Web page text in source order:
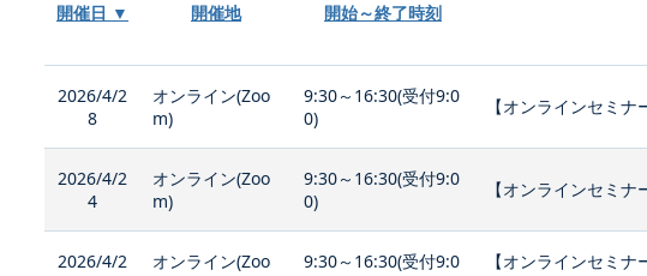
開催日 ▼ 開催地 開始～終了時刻
2026/4/2
8
オンライン(Zoo
m)
9:30～16:30(受付9:0
0)
【オンラインセミ
2026/4/2
4
オンライン(Zoo
m)
9:30～16:30(受付9:0
0)
【オンラインセミ
2026/4/2
オンライン(Zoo
9:30～16:30(受付9:0
【オンラインセミ